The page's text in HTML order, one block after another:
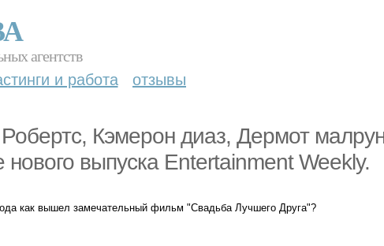
агентств
и работа отзывы
Кэмерон диаз, Дермот
нового выпуска Entertainment Weekly.
как вышел замечательный фильм "Свадьба Лучшего Друга"?